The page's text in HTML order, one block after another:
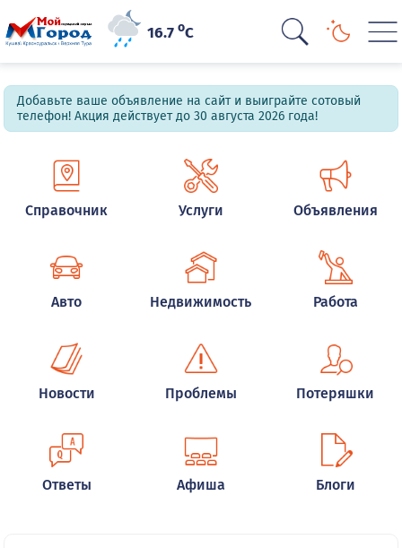
16.7oC
Добавьте ваше объявление на сайт и выиграйте сотовый
телефон! Акция действует до 30 августа 2026 года!
Справочник Услуги Объявления
Авто Недвижимость Работа
Новости Проблемы Потеряшки
Ответы Афиша Блоги